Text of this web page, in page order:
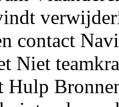
contact
Niet
Hulp